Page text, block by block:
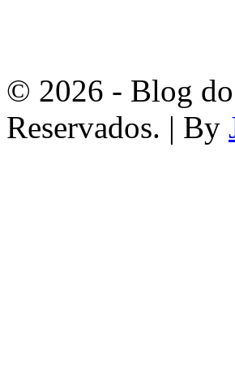
© 2026 - Blog
Reservados. | By